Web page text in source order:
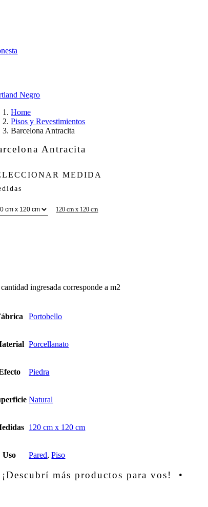
Negro
Home
Pisos y Revestimientos
Barcelona Antracita
Antracita
MEDIDA
120 cm x 120 cm
ingresada corresponde a m2
Portobello
Porcellanato
Piedra
Natural
120 cm x 120 cm
Uso Pared,Piso
más productos para vos! •